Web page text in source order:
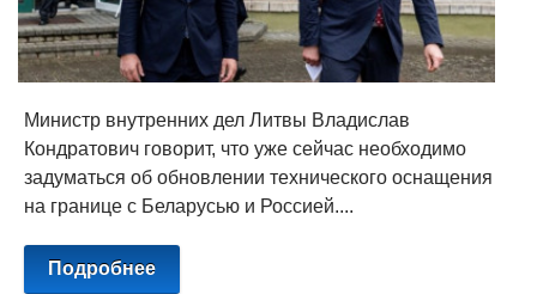
Министр внутренних дел Литвы Владислав
Кондратович говорит, что уже сейчас необходимо
задуматься об обновлении технического оснащения
на границе с Беларусью и Россией....
Подробнее